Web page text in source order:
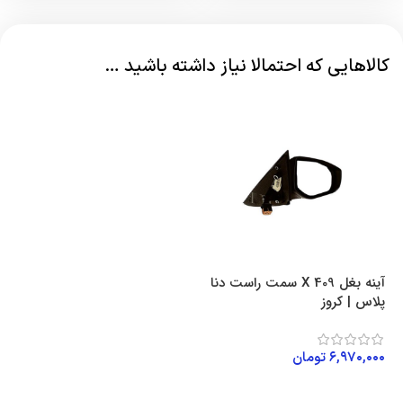
کالاهایی که احتمالا نیاز داشته باشید …
آینه بغل X 409 سمت راست دنا
پلاس | کروز
۶,۹۷۰,۰۰۰تومان